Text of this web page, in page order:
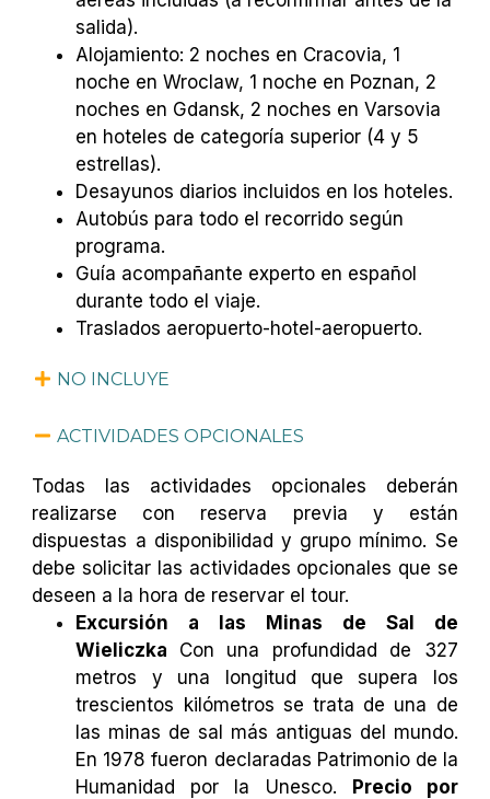
salida).
Alojamiento: 2 noches en Cracovia, 1
noche en Wroclaw, 1 noche en Poznan, 2
noches en Gdansk, 2 noches en Varsovia
en hoteles de categoría superior (4 y 5
estrellas).
Desayunos diarios incluidos en los hoteles.
Autobús para todo el recorrido según
programa.
Guía acompañante experto en español
durante todo el viaje.
Traslados aeropuerto-hotel-aeropuerto.
NO INCLUYE
ACTIVIDADES OPCIONALES
Todas las actividades opcionales deberán
realizarse con reserva previa y están
dispuestas a disponibilidad y grupo mínimo. Se
debe solicitar las actividades opcionales que se
deseen a la hora de reservar el tour.
Excursión a las Minas de Sal de
Wieliczka Con una profundidad de 327
metros y una longitud que supera los
trescientos kilómetros se trata de una de
las minas de sal más antiguas del mundo.
En 1978 fueron declaradas Patrimonio de la
Humanidad por la Unesco. Precio por